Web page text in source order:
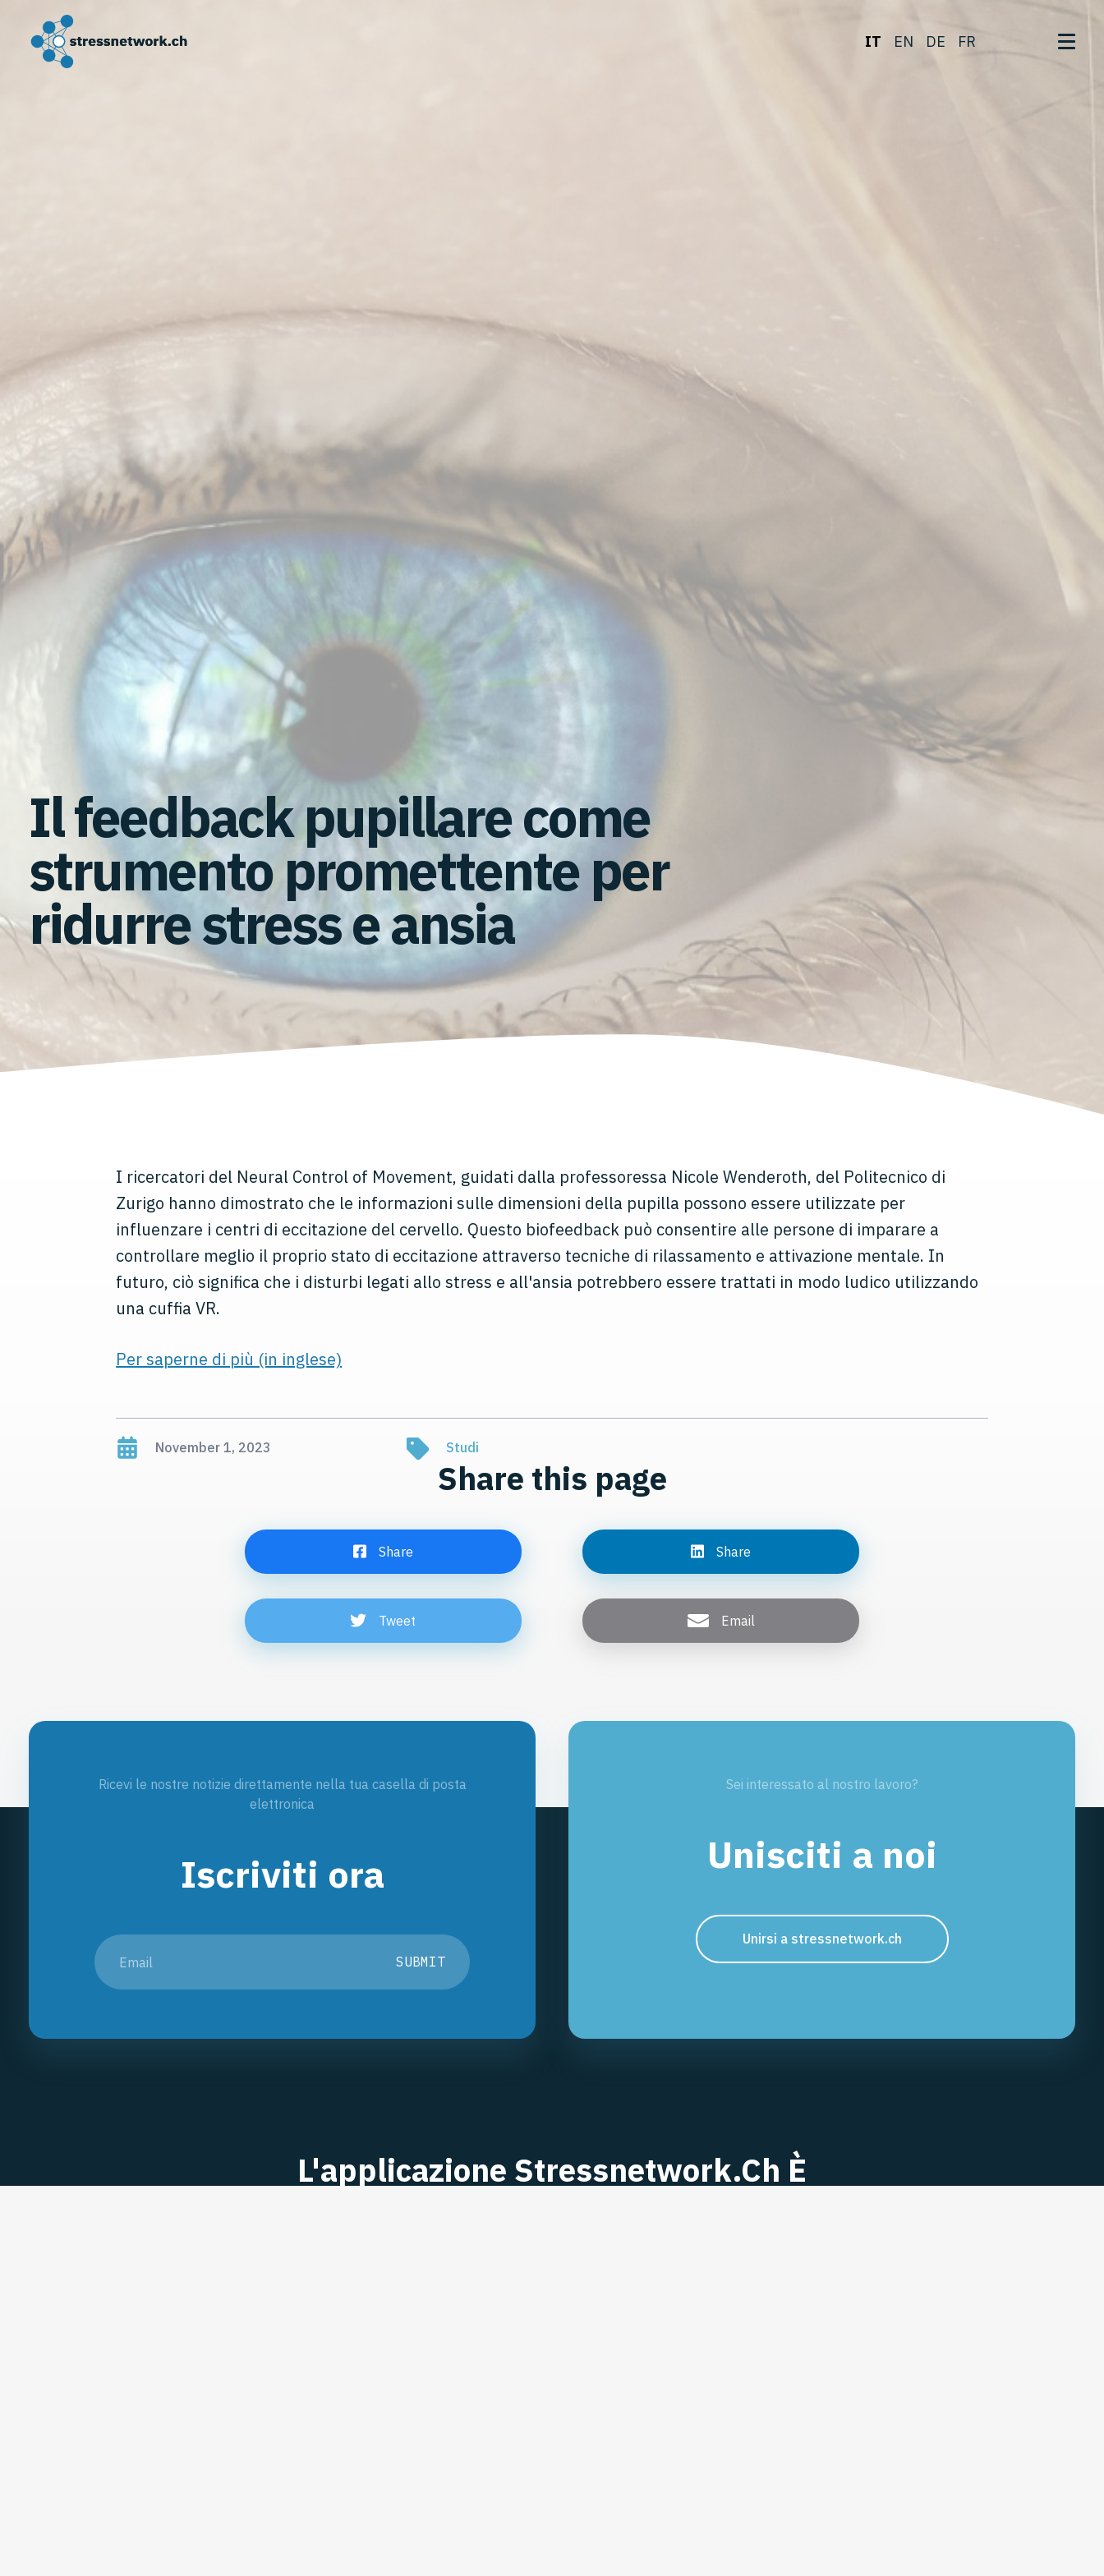
IT EN DE FR
Il feedback pupillare come
strumento promettente per
ridurre stress e ansia
I ricercatori del Neural Control of Movement, guidati dalla professoressa Nicole Wenderoth, del Politecnico di
Zurigo hanno dimostrato che le informazioni sulle dimensioni della pupilla possono essere utilizzate per
influenzare i centri di eccitazione del cervello. Questo biofeedback può consentire alle persone di imparare a
controllare meglio il proprio stato di eccitazione attraverso tecniche di rilassamento e attivazione mentale. In
futuro, ciò significa che i disturbi legati allo stress e all'ansia potrebbero essere trattati in modo ludico utilizzando
una cuffia VR.
Per saperne di più (in inglese)
November 1, 2023 Studi
Share this page
Share Share
Tweet Email
Ricevi le nostre notizie direttamente nella tua casella di posta
elettronica
Iscriviti ora
SUBMIT
Sei interessato al nostro lavoro?
Unisciti a noi
Unirsi a stressnetwork.ch
L'applicazione Stressnetwork.ch È